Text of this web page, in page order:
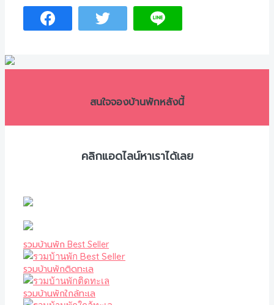
สนใจจองบ้านพักหลังนี้
คลิกแอดไลน์หาเราได้เลย
รวมบ้านพัก Best Seller
รวมบ้านพักติดทะเล
รวมบ้านพักใกล้ทะเล